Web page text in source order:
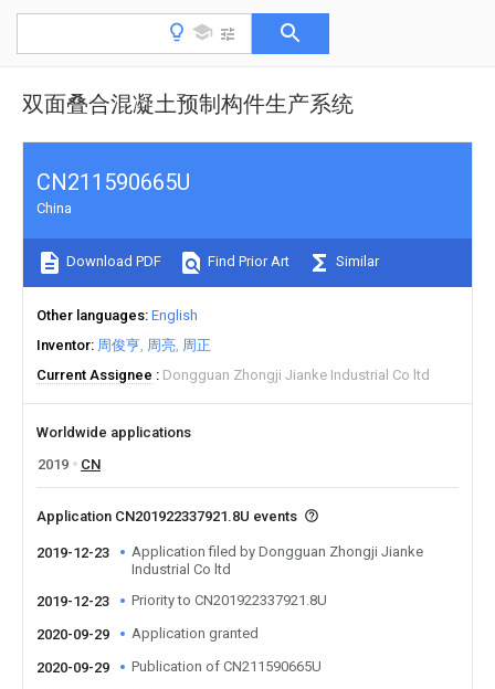
双面叠合混凝土预制构件生产系统
CN211590665U
China
Download PDF Find Prior Art Similar
Other languages English
Inventor 周俊亨 周亮 周正
Current Assignee
Dongguan Zhongji Jianke Industrial Co ltd
Worldwide applications
2019
CN
Application CN201922337921.8U events
2019-12-23
Application filed by Dongguan Zhongji Jianke
Industrial Co ltd
2019-12-23
Priority to CN201922337921.8U
2020-09-29 Application granted
2020-09-29 Publication of CN211590665U